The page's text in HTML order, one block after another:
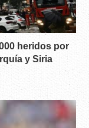
heridos por
y Siria